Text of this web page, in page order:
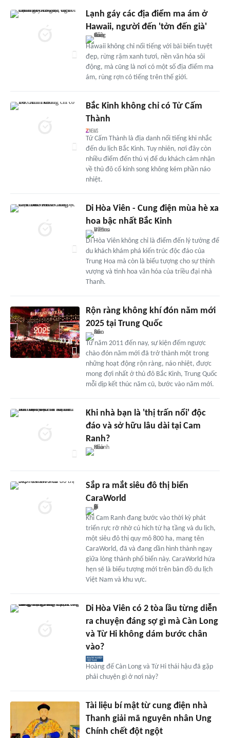
Lạnh gáy các địa điểm ma ám ở
Hawaii, người đến 'tởn đến già'
Hawaii không chỉ nổi tiếng với bãi biển tuyệt
đẹp, rừng rậm xanh tươi, nền văn hóa sôi
động, mà cũng là nơi có một số địa điểm ma
ám, rùng rợn có tiếng trên thế giới.
Bắc Kinh không chỉ có Tử Cấm
Thành
Tử Cấm Thành là địa danh nổi tiếng khi nhắc
đến du lịch Bắc Kinh. Tuy nhiên, nơi đây còn
nhiều điểm đến thú vị để du khách cảm nhận
về thủ đô cổ kính song không kém phần náo
nhiệt.
Di Hòa Viên - Cung điện mùa hè xa
hoa bậc nhất Bắc Kinh
Di Hòa Viên không chỉ là điểm đến lý tưởng để
du khách khám phá kiến trúc độc đáo của
Trung Hoa mà còn là biểu tượng cho sự thịnh
vượng và tinh hoa văn hóa của triều đại nhà
Thanh.
Rộn ràng không khí đón năm mới
2025 tại Trung Quốc
Từ năm 2011 đến nay, sự kiện đếm ngược
chào đón năm mới đã trở thành một trong
những hoạt động rộn ràng, náo nhiệt, được
mong đợi nhất ở thủ đô Bắc Kinh, Trung Quốc
mỗi dịp kết thúc năm cũ, bước vào năm mới.
Khi nhà bạn là 'thị trấn nổi' độc
đáo và sở hữu lâu dài tại Cam
Ranh?
Sắp ra mắt siêu đô thị biển
CaraWorld
Khi Cam Ranh đang bước vào thời kỳ phát
triển rực rỡ nhờ cú hích từ hạ tầng và du lịch,
một siêu đô thị quy mô 800 ha, mang tên
CaraWorld, đã và đang dần hình thành ngay
giữa lòng thành phố biển này. CaraWorld hứa
hẹn sẽ là biểu tượng mới trên bản đồ du lịch
Việt Nam và khu vực.
Di Hòa Viên có 2 tòa lầu từng diễn
ra chuyện đáng sợ gì mà Càn Long
và Từ Hi không dám bước chân
vào?
Hoàng đế Càn Long và Từ Hi thái hậu đã gặp
phải chuyện gì ở nơi này?
Tài liệu bí mật từ cung điện nhà
Thanh giải mã nguyên nhân Ung
Chính chết đột ngột